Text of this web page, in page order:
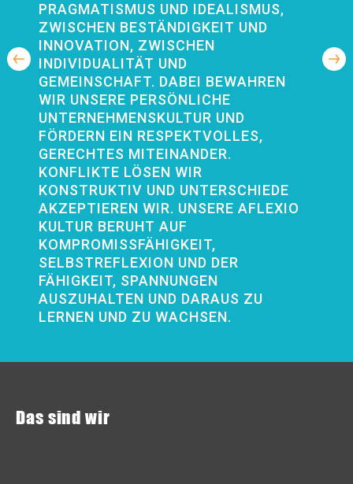
PRAGMATISMUS UND IDEALISMUS,
ZWISCHEN BESTÄNDIGKEIT UND
INNOVATION, ZWISCHEN
INDIVIDUALITÄT UND
GEMEINSCHAFT. DABEI BEWAHREN
WIR UNSERE PERSÖNLICHE
UNTERNEHMENSKULTUR UND
FÖRDERN EIN RESPEKTVOLLES,
GERECHTES MITEINANDER.
KONFLIKTE LÖSEN WIR
KONSTRUKTIV UND UNTERSCHIEDE
AKZEPTIEREN WIR. UNSERE AFLEXIO
KULTUR BERUHT AUF
KOMPROMISSFÄHIGKEIT,
SELBSTREFLEXION UND DER
FÄHIGKEIT, SPANNUNGEN
AUSZUHALTEN UND DARAUS ZU
LERNEN UND ZU WACHSEN.
Das sind wir